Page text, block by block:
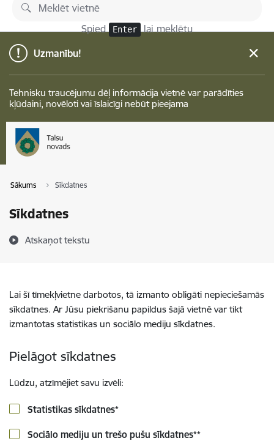
Pāriet uz lapas saturu
Spied Enter lai meklētu
Uzmanību!
Tehnisku traucējumu dēļ informācija vietnē var parādīties
kļūdaini, novēloti vai īslaicīgi nebūt pieejama
Sākums Sīkdatnes
Sīkdatnes
Atskaņot tekstu
Lai šī tīmekļvietne darbotos, tā izmanto obligāti nepieciešamās
sīkdatnes. Ar Jūsu piekrišanu papildus šajā vietnē var tikt
izmantotas statistikas un sociālo mediju sīkdatnes.
Pielāgot sīkdatnes
Lūdzu, atzīmējiet savu izvēli:
Statistikas sīkdatnes*
Sociālo mediju un trešo pušu sīkdatnes**